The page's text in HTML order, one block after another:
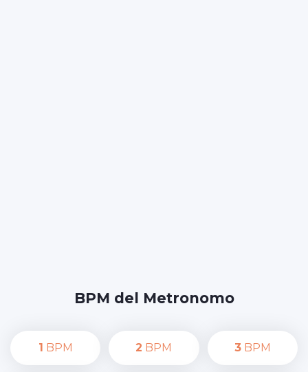
BPM del Metronomo
1 BPM 2 BPM 3BPM